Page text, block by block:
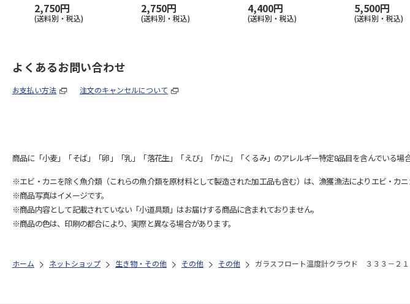
2,750円
(送料別・税込)
2,750円
(送料別・税込)
4,400円
(送料別・税込)
5,500円
(送料別・税込)
よくあるお問い合わせ
お支払い方法 注文のキャンセルについて
商品に「小麦」「そば」「卵」「乳」「落花生」「えび」「かに」「くるみ」のアレルギー特定8品目を含んでいる場
※エビ・カニを除く魚介類（これらの魚介類を原材料として製造された加工品も含む）は、漁獲漁法によりエビ・カ
※商品写真はイメージです。
※商品内容として記載されていない「小道具類」はお届けする商品に含まれておりません。
※商品の色は、印刷の都合により、実際と異なる場合があります。
ホーム ネットショップ 生き物・その他 その他 その他 ガラスフロート温度計クラウド ３３３－２１